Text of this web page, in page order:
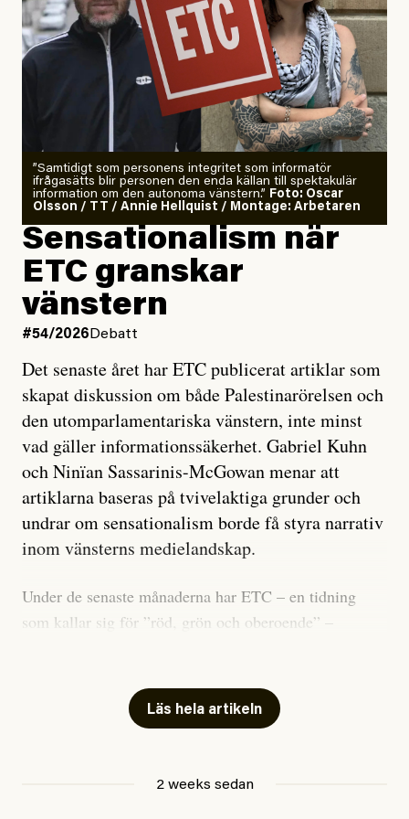
”Samtidigt som personens integritet som informatör
ifrågasätts blir personen den enda källan till spektakulär
information om den autonoma vänstern.” Foto: Oscar
Olsson / TT / Annie Hellquist / Montage: Arbetaren
Sensationalism när
ETC granskar
vänstern
#54/2026 Debatt
Det senaste året har ETC publicerat artiklar som
skapat diskussion om både Palestinarörelsen och
den utomparlamentariska vänstern, inte minst
vad gäller informationssäkerhet. Gabriel Kuhn
och Ninïan Sassarinis-McGowan menar att
artiklarna baseras på tvivelaktiga grunder och
undrar om sensationalism borde få styra narrativ
inom vänsterns medielandskap.
Under de senaste månaderna har ETC – en tidning
som kallar sig för ”röd, grön och oberoende” –
skriver för? Vad betyder det att vara en ”röd, grön och
oberoende” tidning? Och vad är egentligen bra
Läs hela artikeln
2 weeks sedan